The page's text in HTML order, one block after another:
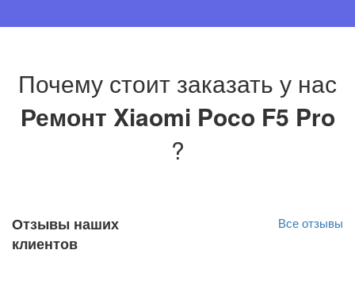
Почему стоит заказать у нас
Ремонт Xiaomi Poco F5 Pro
?
Отзывы наших
клиентов
Все отзывы